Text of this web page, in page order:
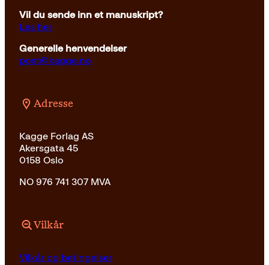
Vil du sende inn et manuskript?
Les her
Generelle henvendelser
post@kagge.no
Adresse
Kagge Forlag AS
Akersgata 45
0158 Oslo
NO 976 741 307 MVA
Vilkår
Vilkår og betingelser